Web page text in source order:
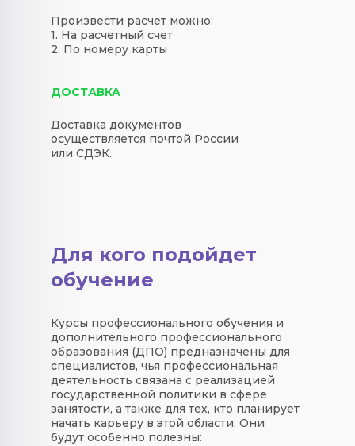
Произвести расчет можно:
1. На расчетный счет
2. По номеру карты
ДОСТАВКА
Доставка документов
осуществляется почтой России
или СДЭК.
Для кого подойдет
обучение
Курсы профессионального обучения и
дополнительного профессионального
образования (ДПО) предназначены для
специалистов, чья профессиональная
деятельность связана с реализацией
государственной политики в сфере
занятости, а также для тех, кто планирует
начать карьеру в этой области. Они
будут особенно полезны: